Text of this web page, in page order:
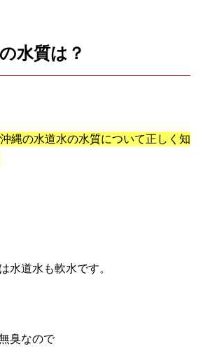
水質は？
縄の水道水の水質について正しく知
水道水も軟水です。
臭なので